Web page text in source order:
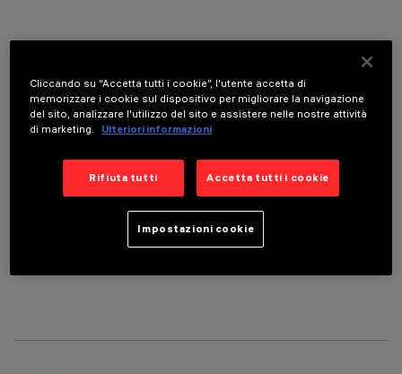
ACCESSORI OBBLIGATORI
È necessario ordinare uno degli accessori obbligatori per installare e utilizzare correttamente il
Cliccando su “Accetta tutti i cookie”, l'utente accetta di
memorizzare i cookie sul dispositivo per migliorare la navigazione
del sito, analizzare l'utilizzo del sito e assistere nelle nostre attività
di marketing.
Ulteriori informazioni
Rifiuta tutti Accetta tutti i cookie
Impostazioni cookie